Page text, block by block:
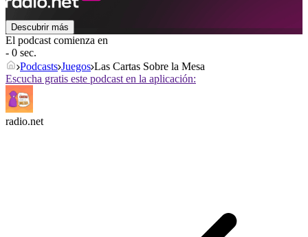
Descubrir más
El podcast comienza en
- 0 sec.
Podcasts Juegos Las Cartas Sobre la Mesa
Escucha gratis este podcast en la aplicación:
radio.net